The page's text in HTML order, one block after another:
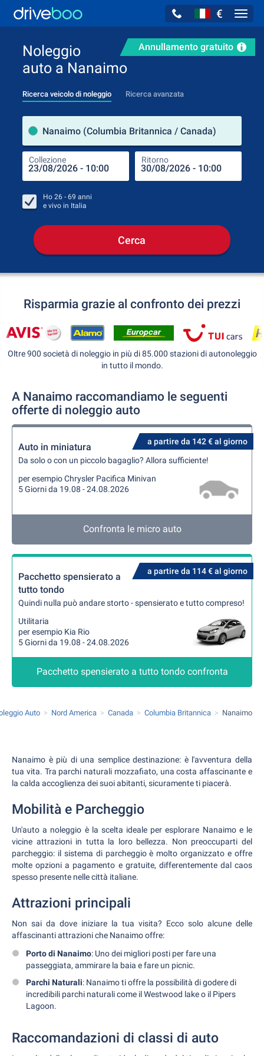
€
Annullamento gratuito
Noleggio
auto a Nanaimo
Ricerca veicolo di noleggio Ricerca avanzata
Nanaimo (Columbia Britannica / Canada)
Collezione Ritorno
Ho 26 - 69 anni
e vivo in Italia
Cerca
Risparmia grazie al confronto dei prezzi
Oltre 900 società di noleggio in più di 85.000 stazioni di autonoleggio
in tutto il mondo.
A Nanaimo raccomandiamo le seguenti
offerte di noleggio auto
a partire da 142 € al giorno
Auto in miniatura
Da solo o con un piccolo bagaglio? Allora sufficiente!
per esempio Chrysler Pacifica Minivan
5 Giorni da 19.08 - 24.08.2026
Confronta le micro auto
a partire da 114 € al giorno
Pacchetto spensierato a
tutto tondo
Quindi nulla può andare storto - spensierato e tutto compreso!
Utilitaria
per esempio Kia Rio
5 Giorni da 19.08 - 24.08.2026
Pacchetto spensierato a tutto tondo confronta
Auto Nord America Canada Columbia Britannica Nanaimo
Nanaimo è più di una semplice destinazione: è l'avventura della
tua vita. Tra parchi naturali mozzafiato, una costa affascinante e
la calda accoglienza dei suoi abitanti, sicuramente ti piacerà.
Mobilità e Parcheggio
Un'auto a noleggio è la scelta ideale per esplorare Nanaimo e le
vicine attrazioni in tutta la loro bellezza. Non preoccuparti del
parcheggio: il sistema di parcheggio è molto organizzato e offre
molte opzioni a pagamento e gratuite, differentemente dal caos
spesso presente nelle città italiane.
Attrazioni principali
Non sai da dove iniziare la tua visita? Ecco solo alcune delle
affascinanti attrazioni che Nanaimo offre:
Porto di Nanaimo: Uno dei migliori posti per fare una
passeggiata, ammirare la baia e fare un picnic.
Parchi Naturali: Nanaimo ti offre la possibilità di godere di
incredibili parchi naturali come il Westwood lake o il Pipers
Lagoon.
Raccomandazioni di classi di auto